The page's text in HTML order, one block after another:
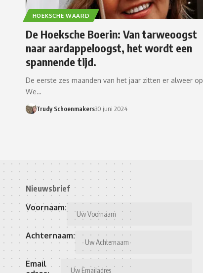
HOEKSCHE WAARD
De Hoeksche Boerin: Van tarweoogst
naar aardappeloogst, het wordt een
spannende tijd.
De eerste zes maanden van het jaar zitten er alweer
We…
Trudy Schoenmakers30 juni 2024
Nieuwsbrief
Voornaam:
Achternaam:
Email